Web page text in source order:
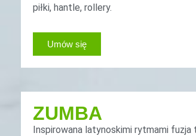
piłki, hantle, rollery.
Umów się
ZUMBA
Inspirowana latynoskimi rytmami